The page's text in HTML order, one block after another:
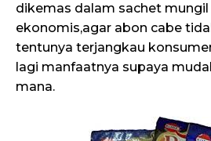
dikemas dalam sachet
ekonomis,agar abon cabe
tentunya terjangkau
lagi manfaatnya supaya
mana.